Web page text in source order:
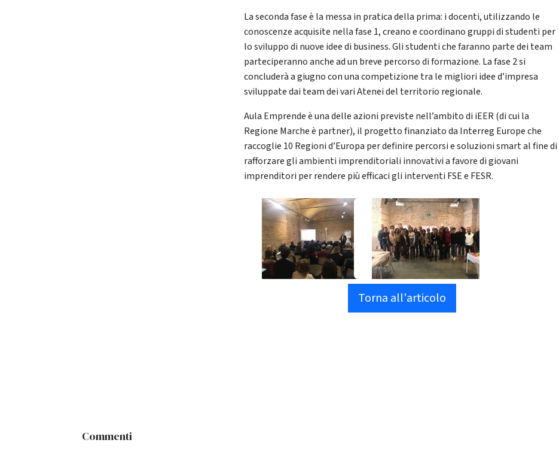
La seconda fase è la messa in pratica della prima: i docenti, utilizzando le
conoscenze acquisite nella fase 1, creano e coordinano gruppi di studenti per
lo sviluppo di nuove idee di business. Gli studenti che faranno parte dei team
parteciperanno anche ad un breve percorso di formazione. La fase 2 si
concluderà a giugno con una competizione tra le migliori idee d’impresa
sviluppate dai team dei vari Atenei del territorio regionale.
Aula Emprende è una delle azioni previste nell’ambito di iEER (di cui la
Regione Marche è partner), il progetto finanziato da Interreg Europe che
raccoglie 10 Regioni d’Europa per definire percorsi e soluzioni smart al fine di
rafforzare gli ambienti imprenditoriali innovativi a favore di giovani
imprenditori per rendere più efficaci gli interventi FSE e FESR.
Torna all'articolo
Commenti